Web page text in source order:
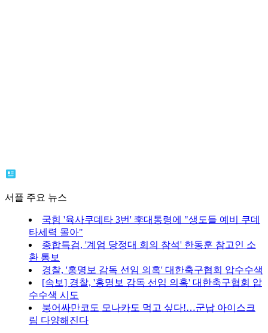
서플 주요 뉴스
국힘 '육사쿠데타 3번' 李대통령에 "생도들 예비 쿠데
타세력 몰아"
종합특검, '계엄 당정대 회의 참석' 한동훈 참고인 소
환 통보
경찰, '홍명보 감독 선임 의혹' 대한축구협회 압수수색
[속보] 경찰, '홍명보 감독 선임 의혹' 대한축구협회 압
수수색 시도
붕어싸만코도 모나카도 먹고 싶다!…군납 아이스크
림 다양해진다